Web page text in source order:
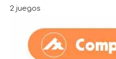
2 juegos